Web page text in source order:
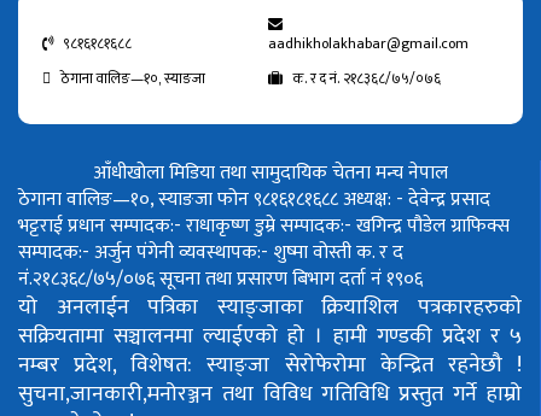
९८१६१८१६८८
aadhikholakhabar@gmail.com
ठेगाना वालिङ—१०, स्याङजा
क. र द नं. २१८३६८/७५/०७६
आँधीखोला मिडिया तथा सामुदायिक चेतना मन्च नेपाल
ठेगाना वालिङ—१०, स्याङजा फोन ९८१६१८१६८८अध्यक्ष: - देवेन्द्र प्रसाद
भट्टराईप्रधान सम्पादक:- राधाकृष्ण डुम्रेसम्पादक:- खगिन्द्र पौडेलग्राफिक्स
सम्पादक:- अर्जुन पंगेनीव्यवस्थापक:- शुष्मा वोस्तीक. र द
नं.२१८३६८/७५/०७६सूचना तथा प्रसारण बिभाग दर्ता नं १९०६
यो अनलाईन पत्रिका स्याङ्जाका क्रियाशिल पत्रकारहरुको
सक्रियतामा सञ्चालनमा ल्याईएको हो । हामी गण्डकी प्रदेश र ५
नम्बर प्रदेश, विशेषत: स्याङ्जा सेरोफेरोमा केन्द्रित रहनेछौ !
सुचना,जानकारी,मनोरञ्जन तथा विविध गतिविधि प्रस्तुत गर्ने हाम्रो